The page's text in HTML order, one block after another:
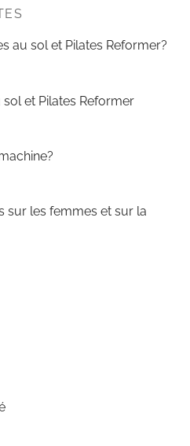
au sol et Pilates Reformer?
sol et Pilates Reformer
sur les femmes et sur la